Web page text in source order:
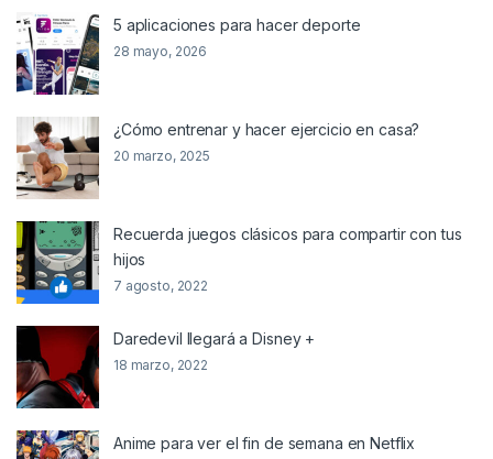
5 aplicaciones para hacer deporte
28 mayo, 2026
¿Cómo entrenar y hacer ejercicio en casa?
20 marzo, 2025
Recuerda juegos clásicos para compartir con tus
hijos
7 agosto, 2022
Daredevil llegará a Disney +
18 marzo, 2022
Anime para ver el fin de semana en Netflix